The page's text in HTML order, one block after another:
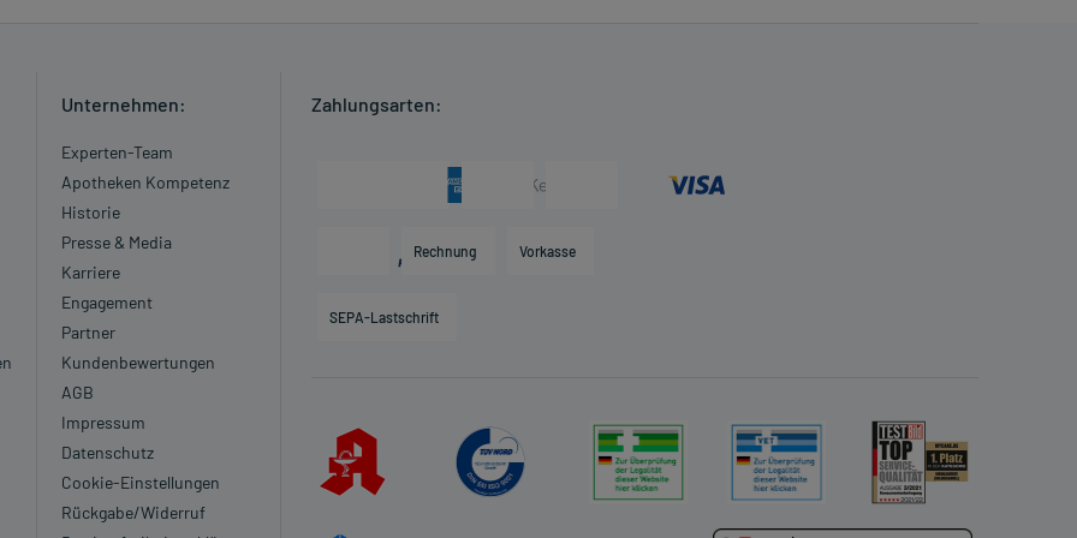
und älteren Menschen auf eine gewissenhafte
der Packungsbeilage abweichen. Da der Arzt sie
nach seinen Anweisungen anwenden.
oder Apotheker:
Herzmuskels)
Unternehmen:
Experten-Team
Apotheken Kompetenz
Historie
Presse & Media
Karriere
Engagement
Partner
Kundenbewertungen
AGB
Impressum
Datenschutz
Cookie-Einstellungen
Rückgabe/Widerruf
Zahlungsarten:
Rechnung Vorkasse
SEPA-Lastschrift